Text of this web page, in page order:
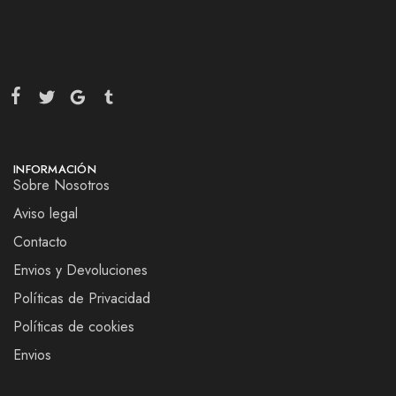
INFORMACIÓN
Sobre Nosotros
Aviso legal
Contacto
Envios y Devoluciones
Políticas de Privacidad
Políticas de cookies
Envios